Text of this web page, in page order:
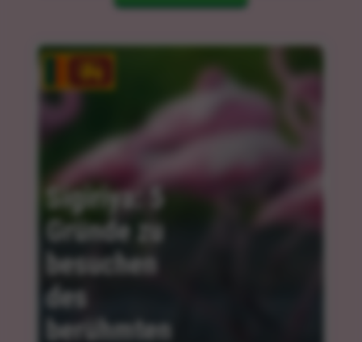
Sigiriya: 5
Gründe zu
besuchen
des
berühmten